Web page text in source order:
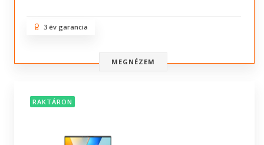
3 év garancia
MEGNÉZEM
RAKTÁRON